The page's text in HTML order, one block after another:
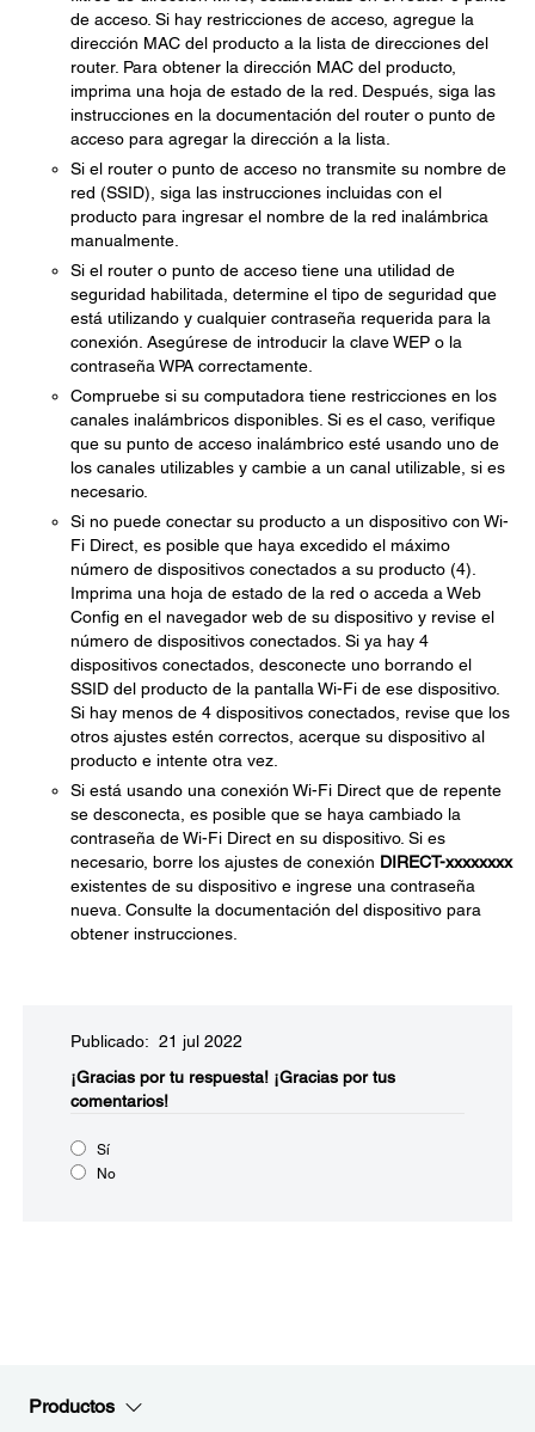
de acceso. Si hay restricciones de acceso, agregue la
dirección MAC del producto a la lista de direcciones del
router. Para obtener la dirección MAC del producto,
imprima una hoja de estado de la red. Después, siga las
instrucciones en la documentación del router o punto de
acceso para agregar la dirección a la lista.
Si el router o punto de acceso no transmite su nombre de
red (SSID), siga las instrucciones incluidas con el
producto para ingresar el nombre de la red inalámbrica
manualmente.
Si el router o punto de acceso tiene una utilidad de
seguridad habilitada, determine el tipo de seguridad que
está utilizando y cualquier contraseña requerida para la
conexión. Asegúrese de introducir la clave WEP o la
contraseña WPA correctamente.
Compruebe si su computadora tiene restricciones en los
canales inalámbricos disponibles. Si es el caso, verifique
que su punto de acceso inalámbrico esté usando uno de
los canales utilizables y cambie a un canal utilizable, si es
necesario.
Si no puede conectar su producto a un dispositivo con Wi-
Fi Direct, es posible que haya excedido el máximo
número de dispositivos conectados a su producto (4).
Imprima una hoja de estado de la red o acceda a Web
Config en el navegador web de su dispositivo y revise el
número de dispositivos conectados. Si ya hay 4
dispositivos conectados, desconecte uno borrando el
SSID del producto de la pantalla Wi-Fi de ese dispositivo.
Si hay menos de 4 dispositivos conectados, revise que los
otros ajustes estén correctos, acerque su dispositivo al
producto e intente otra vez.
Si está usando una conexión Wi-Fi Direct que de repente
se desconecta, es posible que se haya cambiado la
contraseña de Wi-Fi Direct en su dispositivo. Si es
necesario, borre los ajustes de conexión DIRECT-xxxxxxxx
existentes de su dispositivo e ingrese una contraseña
nueva. Consulte la documentación del dispositivo para
obtener instrucciones.
Publicado: 21 jul 2022
¡Gracias por tu respuesta! ¡Gracias por tus
comentarios!
Sí
No
Productos